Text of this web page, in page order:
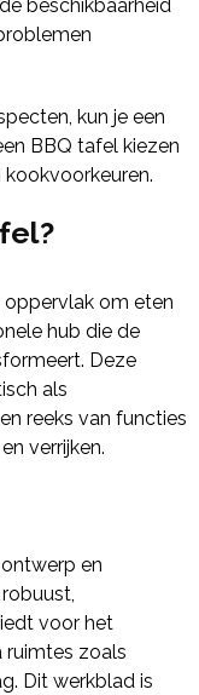
beschikbaarheid
kun je een
BBQ tafel kiezen
oppervlak om eten
hub die de
Deze
als
reeks van functies
verrijken.
en
voor het
ruimtes zoals
Dit werkblad is